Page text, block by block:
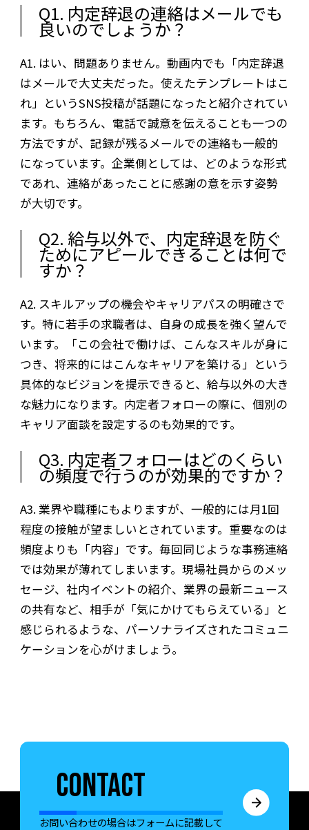
Q1. 内定辞退の連絡はメールでも
良いのでしょうか？
A1. はい、問題ありません。動画内でも「内定辞退
はメールで大丈夫だった。使えたテンプレートはこ
れ」というSNS投稿が話題になったと紹介されてい
ます。もちろん、電話で誠意を伝えることも一つの
方法ですが、記録が残るメールでの連絡も一般的
になっています。企業側としては、どのような形式
であれ、連絡があったことに感謝の意を示す姿勢
が大切です。
Q2. 給与以外で、内定辞退を防ぐ
ためにアピールできることは何で
すか？
A2. スキルアップの機会やキャリアパスの明確さで
す。特に若手の求職者は、自身の成長を強く望んで
います。「この会社で働けば、こんなスキルが身に
つき、将来的にはこんなキャリアを築ける」という
具体的なビジョンを提示できると、給与以外の大き
な魅力になります。内定者フォローの際に、個別の
キャリア面談を設定するのも効果的です。
Q3. 内定者フォローはどのくらい
の頻度で行うのが効果的ですか？
A3. 業界や職種にもよりますが、一般的には月1回
程度の接触が望ましいとされています。重要なのは
頻度よりも「内容」です。毎回同じような事務連絡
では効果が薄れてしまいます。現場社員からのメッ
セージ、社内イベントの紹介、業界の最新ニュース
の共有など、相手が「気にかけてもらえている」と
感じられるような、パーソナライズされたコミュニ
ケーションを心がけましょう。
CONTACT
お問い合わせの場合はフォームに記載して